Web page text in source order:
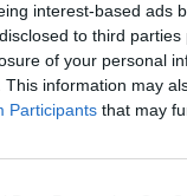
interest-based ads
to third
of your personal
This information may
Participants that may
z malých,
a zlepší náladu.